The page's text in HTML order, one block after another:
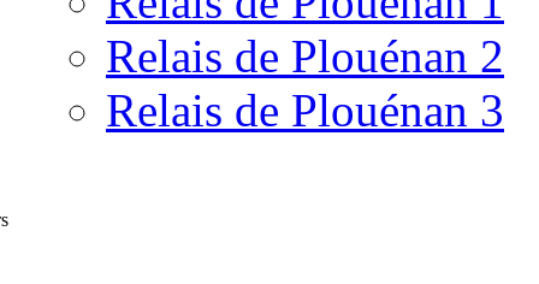
Relais de Plouénan 2
Relais de Plouénan 3